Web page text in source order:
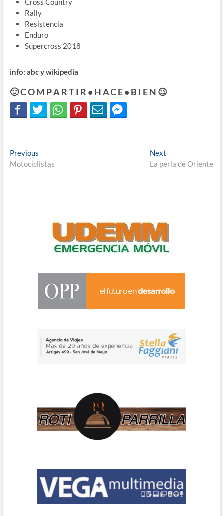
Cross Country
Rally
Resistencia
Enduro
Supercross 2018
info: abc y wikipedia
🙂 C O M P A R T I R • H A C E • B I E N 😉
Navegación
de
PreviousPrevious
post:
Motociclistas
Next
post:
La perla de Oriente